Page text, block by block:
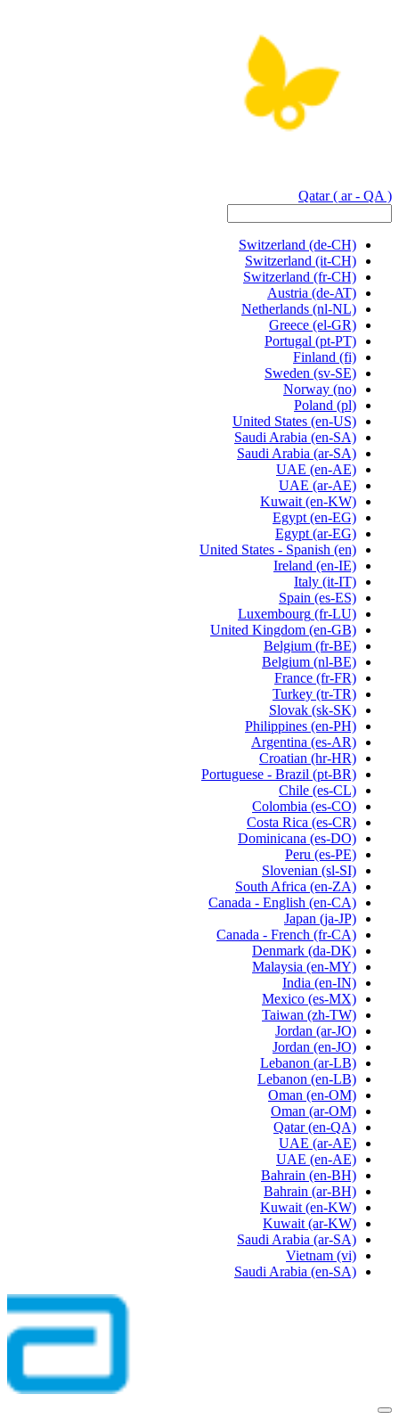
Qatar ( ar - QA )
Switzerland (de-CH)
Switzerland (it-CH)
Switzerland (fr-CH)
Austria (de-AT)
Netherlands (nl-NL)
Greece (el-GR)
Portugal (pt-PT)
Finland (fi)
Sweden (sv-SE)
Norway (no)
Poland (pl)
United States (en-US)
Saudi Arabia (en-SA)
Saudi Arabia (ar-SA)
UAE (en-AE)
UAE (ar-AE)
Kuwait (en-KW)
Egypt (en-EG)
Egypt (ar-EG)
United States - Spanish (en)
Ireland (en-IE)
Italy (it-IT)
Spain (es-ES)
Luxembourg (fr-LU)
United Kingdom (en-GB)
Belgium (fr-BE)
Belgium (nl-BE)
France (fr-FR)
Turkey (tr-TR)
Slovak (sk-SK)
Philippines (en-PH)
Argentina (es-AR)
Croatian (hr-HR)
Portuguese - Brazil (pt-BR)
Chile (es-CL)
Colombia (es-CO)
Costa Rica (es-CR)
Dominicana (es-DO)
Peru (es-PE)
Slovenian (sl-SI)
South Africa (en-ZA)
Canada - English (en-CA)
Japan (ja-JP)
Canada - French (fr-CA)
Denmark (da-DK)
Malaysia (en-MY)
India (en-IN)
Mexico (es-MX)
Taiwan (zh-TW)
Jordan (ar-JO)
Jordan (en-JO)
Lebanon (ar-LB)
Lebanon (en-LB)
Oman (en-OM)
Oman (ar-OM)
Qatar (en-QA)
UAE (ar-AE)
UAE (en-AE)
Bahrain (en-BH)
Bahrain (ar-BH)
Kuwait (en-KW)
Kuwait (ar-KW)
Saudi Arabia (ar-SA)
Vietnam (vi)
Saudi Arabia (en-SA)